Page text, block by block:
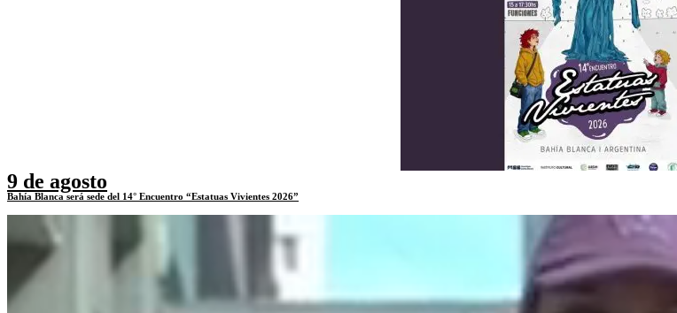
9 de agosto
Bahía Blanca será sede del 14° Encuentro “Estatuas Vivientes 2026”